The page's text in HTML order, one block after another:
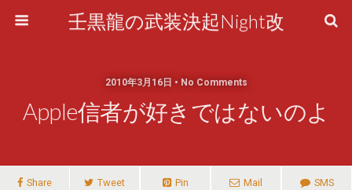
壬黒龍の武装決起Night改
2010年3月16日 • No Comments
Apple信者が好きではないのよ
Share Tweet Pin Mail SMS